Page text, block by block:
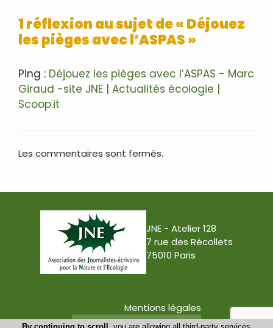
1 réflexion au sujet de « Déjouez
les pièges avec l’ASPAS »
Ping : Déjouez les pièges avec l’ASPAS - Marc
Giraud -site JNE | Actualités écologie |
Scoop.it
Les commentaires sont fermés.
JNE - Atelier 128
7 rue des Récollets
75010 Paris
Mentions légales
Conception : Tabula Rasa